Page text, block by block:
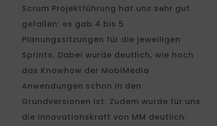
Scrum Projektführung hat uns sehr gut
gefallen: es gab 4 bis 5
Planungssitzungen für die jeweiligen
Sprints. Dabei wurde deutlich, wie hoch
das Knowhow der MobiMedia
Anwendungen schon in den
Grundversionen ist. Zudem wurde für uns
die Innovationskraft von MM deutlich: